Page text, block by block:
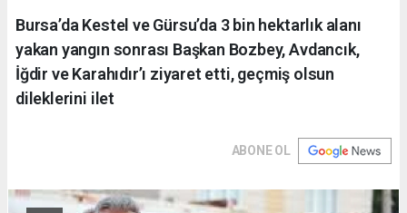
Bursa’da Kestel ve Gürsu’da 3 bin hektarlık alanı
yakan yangın sonrası Başkan Bozbey, Avdancık,
İğdir ve Karahıdır’ı ziyaret etti, geçmiş olsun
dileklerini ilet
ABONE OL